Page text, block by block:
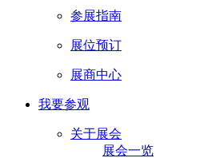
参展指南
展位预订
展商中心
我要参观
关于展会
展会一览